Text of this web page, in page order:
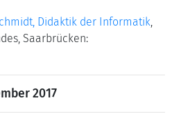
Didaktik der Informatik
Saarbrücken:
2017